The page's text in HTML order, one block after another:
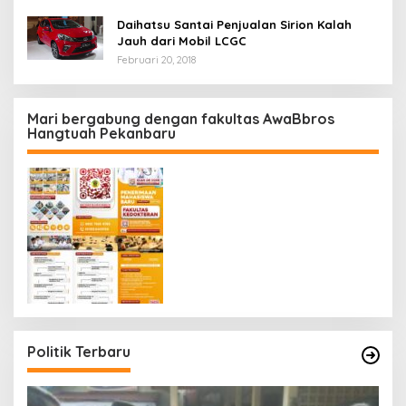
Daihatsu Santai Penjualan Sirion Kalah
Jauh dari Mobil LCGC
Februari 20, 2018
Mari bergabung dengan fakultas AwaBbros
Hangtuah Pekanbaru
Politik Terbaru